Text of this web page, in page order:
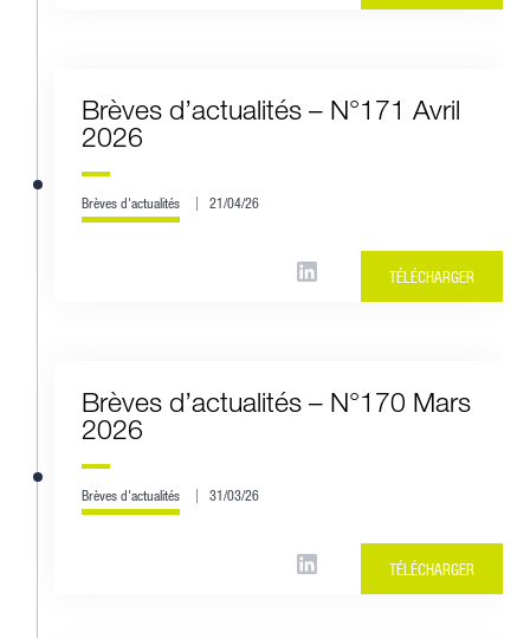
Brèves d’actualités – N°171 Avril
2026
Brèves d'actualités 21/04/26
TÉLÉCHARGER
Brèves d’actualités – N°170 Mars
2026
Brèves d'actualités 31/03/26
TÉLÉCHARGER